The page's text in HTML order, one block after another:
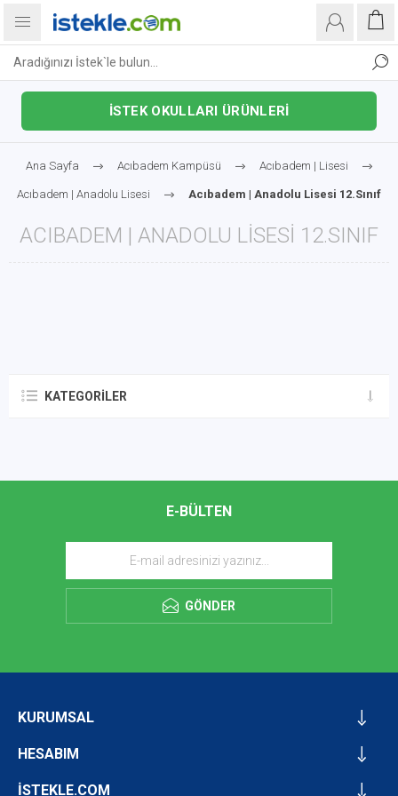
İSTEK OKULLARI ÜRÜNLERİ
Ana Sayfa Acıbadem Kampüsü Acıbadem | Lisesi
Acıbadem | Anadolu Lisesi Acıbadem | Anadolu Lisesi 12.Sınıf
ACIBADEM | ANADOLU LISESI 12.SINIF
KATEGORILER
E-BÜLTEN
GÖNDER
KURUMSAL
HESABIM
İSTEKLE.COM